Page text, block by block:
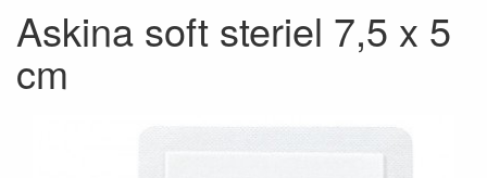
Askina soft steriel 7,5 x 5
cm